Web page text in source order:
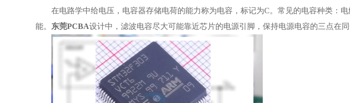
在电路学中给电压，电容器存储电荷的能力称为电容，标记为C。常见的电容种类：
能。 东莞PCBA设计中，滤波电容尽大可能靠近芯片的电源引脚，保持电源电容的三点在